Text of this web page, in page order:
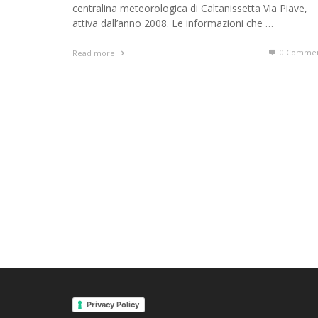
centralina meteorologica di Caltanissetta Via Piave,
attiva dall’anno 2008. Le informazioni che …
Read more 0
Privacy Policy